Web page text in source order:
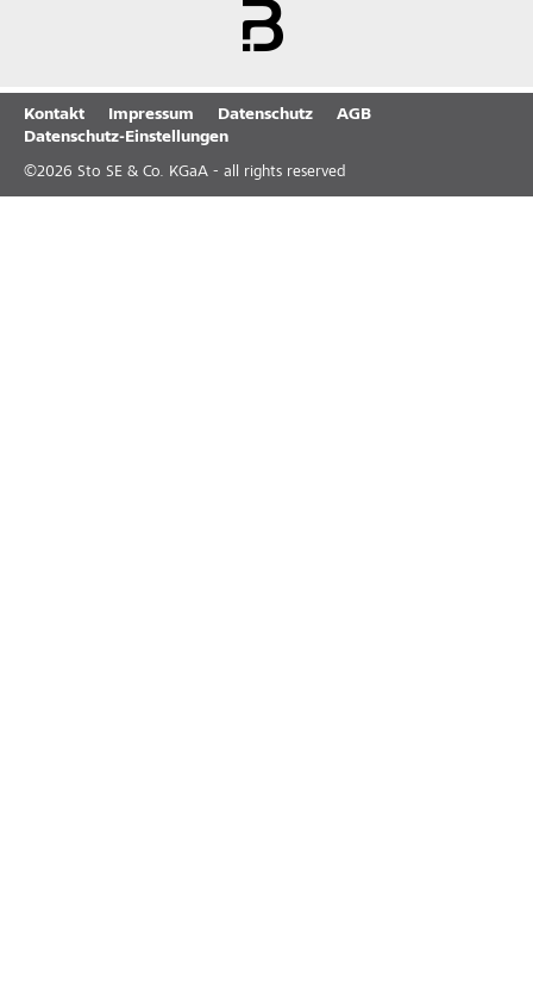
Kontakt Impressum Datenschutz
AGB
Datenschutz-Einstellungen
©2026 Sto SE & Co. KGaA - all rights reserved